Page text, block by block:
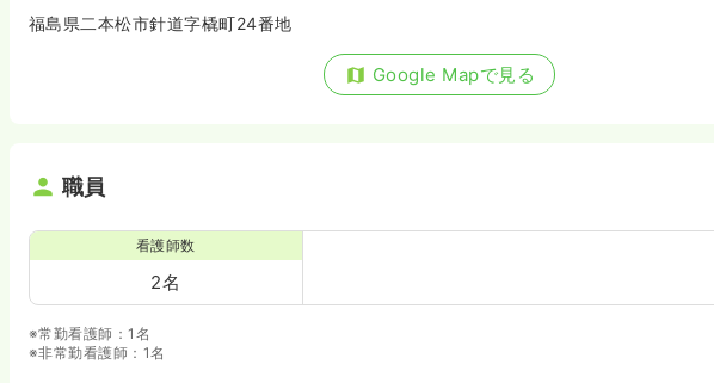
福島県二本松市針道字橇町24番地
Google Mapで見る
職員
看護師数
2名
※常勤看護師：1名
※非常勤看護師：1名